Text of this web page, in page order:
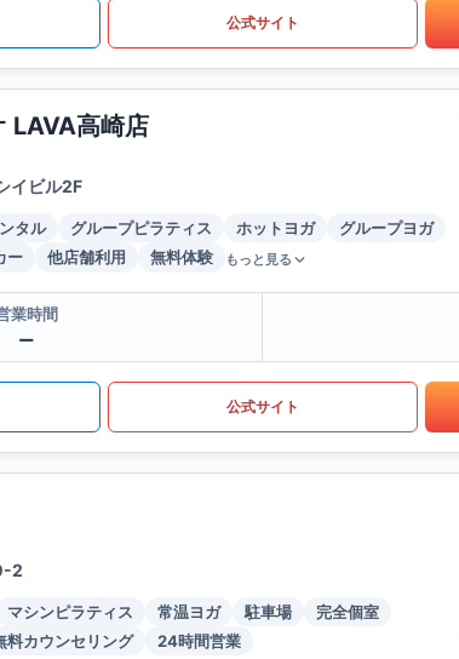
公式サイト
LAVA高崎店
イビル2F
タル グループピラティス ホットヨガ
グループヨガ
ー 他店舗利用 無料体験 もっと見る
業時間
ー
公式サイト
2
マシンピラティス 常温ヨガ 駐車場
完全個室
料カウンセリング 24時間営業